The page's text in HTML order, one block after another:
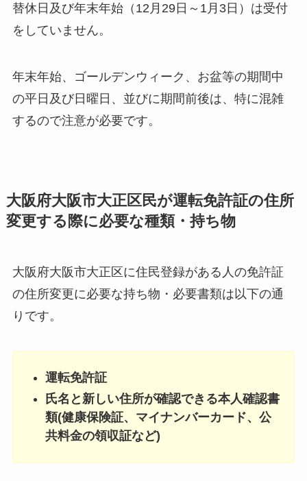
替休日及び年末年始（12月29日～1月3日）は受付
をしていません。
年末年始、ゴールデンウィーク、お盆等の期間中
の平日及び日曜日、並びに期間前後は、特に混雑
するので注意が必要です。
大阪府大阪市大正区民が運転免許証の住所
変更する際に必要な種類・持ち物
大阪府大阪市大正区に住民登録がある人の免許証
の住所変更に必要な持ち物・必要書類は以下の通
りです。
運転免許証
氏名と新しい住所が確認できる本人確認書
類(健康保険証、マイナンバーカード、公
共料金の領収証など)